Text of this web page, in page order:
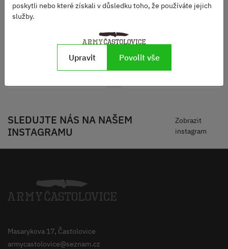
DO KOŠÍKU DO KOŠÍKU
SLEDUJTE NÁS NA NAŠEM
INSTAGRAMU
Zobrazit
instagram
Masarykova 17, Častolovice
armycastolovice@seznam.cz
poskytli nebo které získali v důsledku toho, že používáte jejich
služby.
Upravit Povolit vše